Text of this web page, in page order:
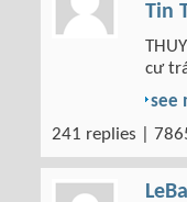
Tin
cư
see
241 replies |